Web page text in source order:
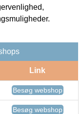
Link
Besøg webshop
Besøg webshop